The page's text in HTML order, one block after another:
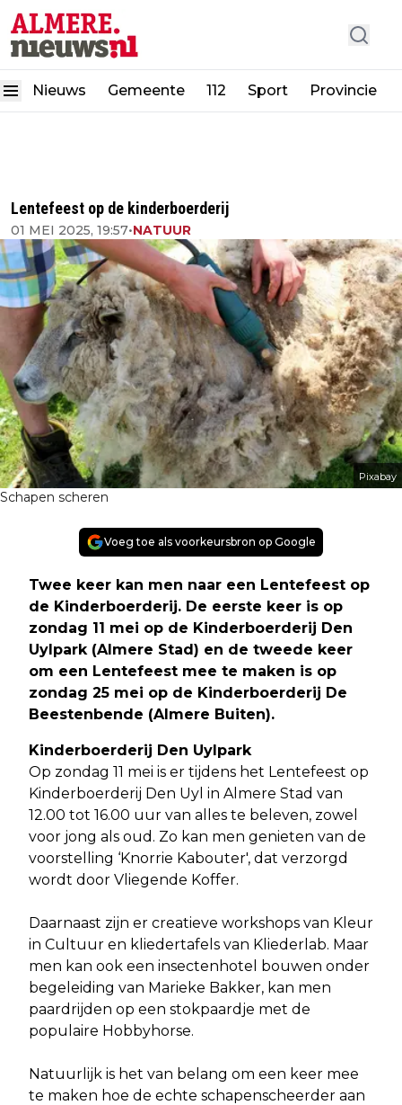
Nieuws Gemeente 112 Sport Provincie
Lentefeest op de kinderboerderij
01 MEI 2025, 19:57•NATUUR
Pixabay
Schapen scheren
Voeg toe als voorkeursbron op Google
Twee keer kan men naar een Lentefeest op
de Kinderboerderij. De eerste keer is op
zondag 11 mei op de Kinderboerderij Den
Uylpark (Almere Stad) en de tweede keer
om een Lentefeest mee te maken is op
zondag 25 mei op de Kinderboerderij De
Beestenbende (Almere Buiten).
Kinderboerderij Den Uylpark
Op zondag 11 mei is er tijdens het Lentefeest op
Kinderboerderij Den Uyl in Almere Stad van
12.00 tot 16.00 uur van alles te beleven, zowel
voor jong als oud. Zo kan men genieten van de
voorstelling ‘Knorrie Kabouter', dat verzorgd
wordt door Vliegende Koffer.
Daarnaast zijn er creatieve workshops van Kleur
in Cultuur en kliedertafels van Kliederlab. Maar
men kan ook een insectenhotel bouwen onder
begeleiding van Marieke Bakker, kan men
paardrijden op een stokpaardje met de
populaire Hobbyhorse.
Natuurlijk is het van belang om een keer mee
te maken hoe de echte schapenscheerder aan